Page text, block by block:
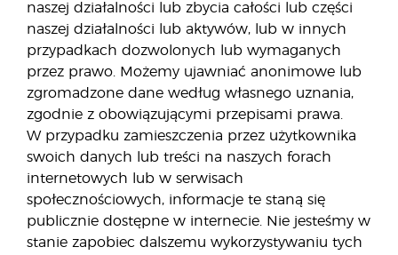
naszej działalności lub zbycia całości lub części
naszej działalności lub aktywów, lub w innych
przypadkach dozwolonych lub wymaganych
przez prawo. Możemy ujawniać anonimowe lub
zgromadzone dane według własnego uznania,
zgodnie z obowiązującymi przepisami prawa.
W przypadku zamieszczenia przez użytkownika
swoich danych lub treści na naszych forach
internetowych lub w serwisach
społecznościowych, informacje te staną się
publicznie dostępne w internecie. Nie jesteśmy w
stanie zapobiec dalszemu wykorzystywaniu tych